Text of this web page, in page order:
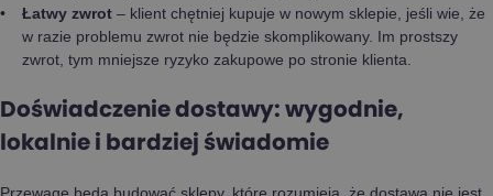
Łatwy zwrot – klient chętniej kupuje w nowym sklepie, jeśli wie, że
w razie problemu zwrot nie będzie skomplikowany. Im prostszy
zwrot, tym mniejsze ryzyko zakupowe po stronie klienta.
Doświadczenie dostawy: wygodnie,
lokalnie i bardziej świadomie
Przewagę będą budować sklepy, które rozumieją, że dostawa nie jest